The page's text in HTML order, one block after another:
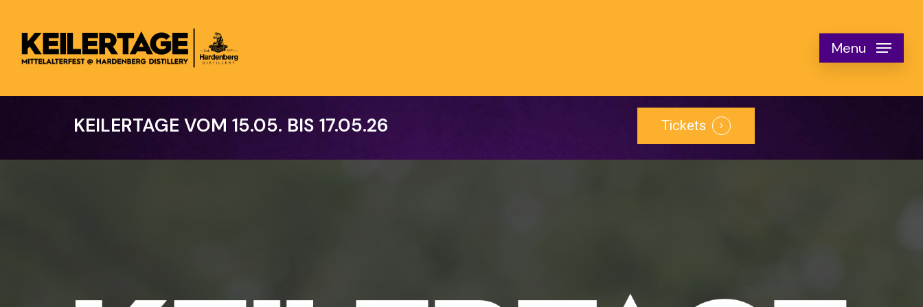
main
Menu
KEILERTAGE VOM 15.05. BIS 17.05.26 Tickets